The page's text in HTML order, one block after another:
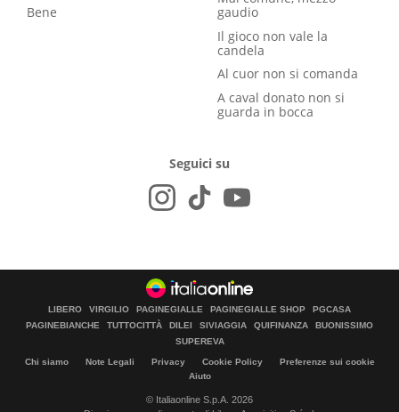
Bene
gaudio
Il gioco non vale la
candela
Al cuor non si comanda
A caval donato non si
guarda in bocca
Seguici su
LIBERO VIRGILIO PAGINEGIALLE PAGINEGIALLE SHOP
PGCASA
PAGINEBIANCHE
TUTTOCITTÀ DILEI SIVIAGGIA QUIFINANZA
BUONISSIMO
SUPEREVA
Chi siamo Note Legali Privacy Cookie Policy
Preferenze sui cookie
Aiuto
© Italiaonline S.p.A. 2026